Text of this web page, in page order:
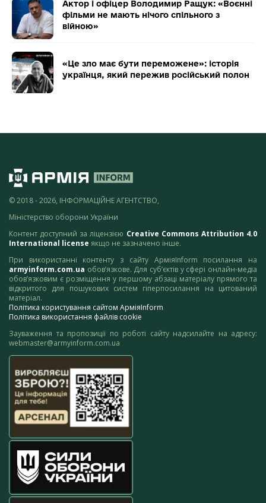
Актор і офіцер Володимир Ращук: «Воєнні
фільми не мають нічого спільного з
війною»
«Це зло має бути переможене»: історія
українця, який пережив російський полон
© 2018 - 2026, ІНФОРМАЦІЙНЕ АГЕНТСТВО,
Міністерство оборони України
Контент доступний за ліцензією Creative Commons Attribution 4.0
International license якщо не зазначено інше.
При використанні контенту з сайту АрміяInform посилання на
armyinform.com.ua обов’язкове. Для суб’єктів у сфері онлайн-медіа
обов’язковим є розміщення у першому абзаці матеріалу прямого та
відкритого для пошукових систем гіперпосилання на цитований
матеріал.
Політика користування сайтом АрміяInform
Політика використання файлів cookie
Зауваження та пропозиції по роботі сайту надсилайте на адресу:
webmaster@armyinform.com.ua